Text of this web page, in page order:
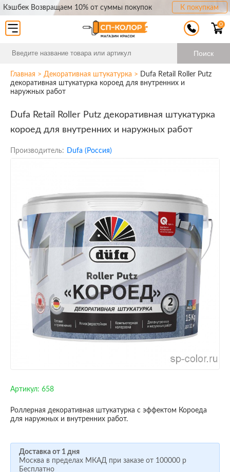
Кэшбек Возвращаем 10% от суммы покупок К покупкам
Поиск
0
Главная > Декоративная штукатурка > Dufa Retail Roller Putz
декоративная штукатурка короед для внутренних и
наружных работ
Dufa Retail Roller Putz декоративная штукатурка
короед для внутренних и наружных работ
Производитель: Dufa (Россия)
Артикул: 658
Роллерная декоративная штукатурка с эффектом Короеда
для наружных и внутренних работ.
Доставка от 1 дня
Москва в пределах МКАД при заказе от 100000 р
Бесплатно